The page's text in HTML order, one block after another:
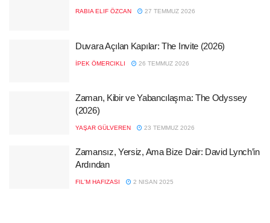
RABIA ELIF ÖZCAN 27 TEMMUZ 2026
Duvara Açılan Kapılar: The Invite (2026)
İPEK ÖMERCIKLI 26 TEMMUZ 2026
Zaman, Kibir ve Yabancılaşma: The Odyssey
(2026)
YAŞAR GÜLVEREN 23 TEMMUZ 2026
Zamansız, Yersiz, Ama Bize Dair: David Lynch’in
Ardından
FIL'M HAFIZASI 2 NISAN 2025